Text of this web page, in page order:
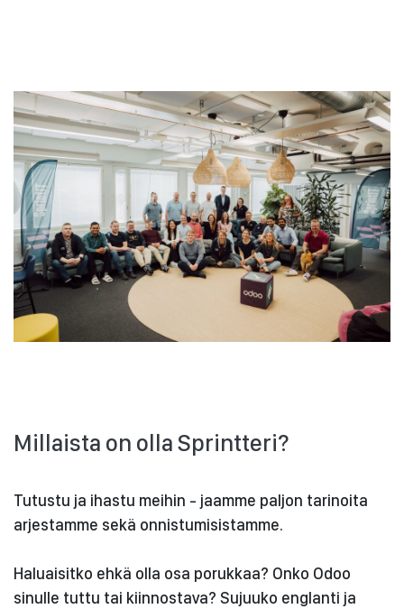
Millaista on olla Sprintteri?
Tutustu ja ihastu meihin - jaamme paljon tarinoita
arjestamme sekä onnistumisistamme.
Haluaisitko ehkä olla osa porukkaa? Onko Odoo
sinulle tuttu tai kiinnostava? Sujuuko englanti ja